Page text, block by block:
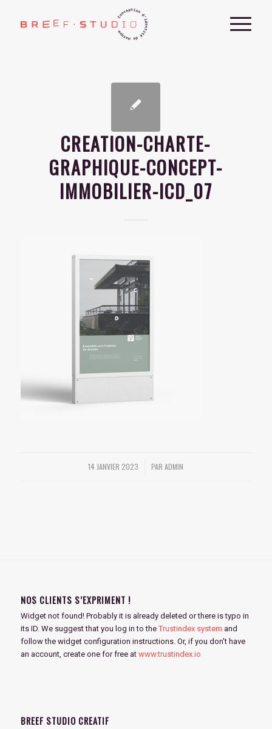
CREATION-CHARTE-
GRAPHIQUE-CONCEPT-
IMMOBILIER-ICD_07
14 JANVIER 2023
/ PARADMIN
NOS CLIENTS S’EXPRIMENT !
Widget not found! Probably it is already deleted or there is typo in
its ID. We suggest that you log in to theTrustindex system and
follow the widget configuration instructions. Or, if you don't have
an account, create one for free at www.trustindex.io
BREEF STUDIO CREATIF